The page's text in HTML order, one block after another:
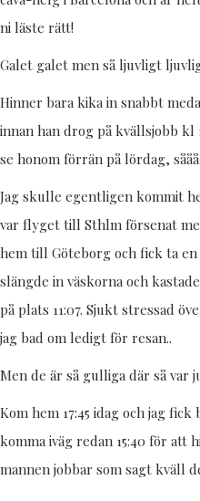
ni läste rätt!
Galet galet men så ljuvligt
Hinner bara kika in snabbt
innan han drog på kvällsjobb kl
se honom förrän på lördag,
Jag skulle egentligen kommit
var flyget till Sthlm försenat
hem till Göteborg och fick ta
slängde in väskorna och
på plats 11:07. Sjukt stressad
jag bad om ledigt för resan..
Men de är så gulliga där så var
Kom hem 17:45 idag och jag
komma iväg redan 15:40 för att
mannen jobbar som sagt kväll